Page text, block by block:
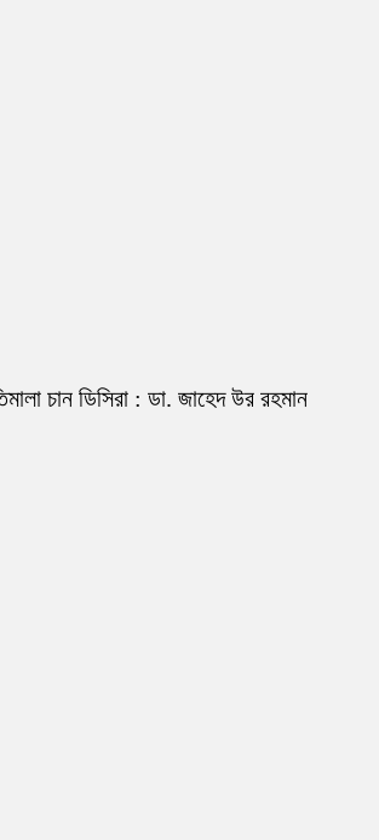
চান ডিসিরা : ডা. জাহেদ উর রহমান